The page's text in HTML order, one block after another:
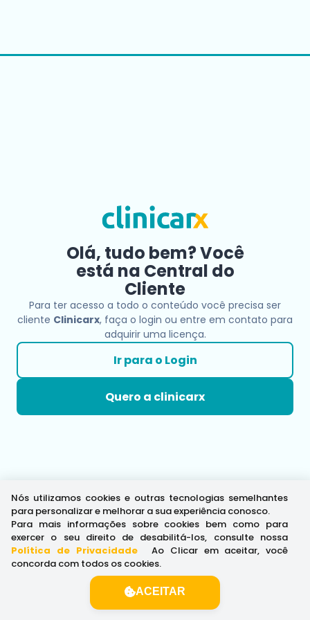
Olá, tudo bem? Você
está na Central do
Cliente
Para ter acesso a todo o conteúdo você precisa ser
cliente Clinicarx, faça o login ou entre em contato para
adquirir uma licença.
Ir para o Login
Quero a clinicarx
Nós utilizamos cookies e outras tecnologias semelhantes
para personalizar e melhorar a sua experiência conosco.
Para mais informações sobre cookies bem como para
exercer o seu direito de desabilitá-los, consulte nossa
Política de Privacidade.
Ao Clicar em aceitar, você
concorda com todos os cookies.
ACEITAR